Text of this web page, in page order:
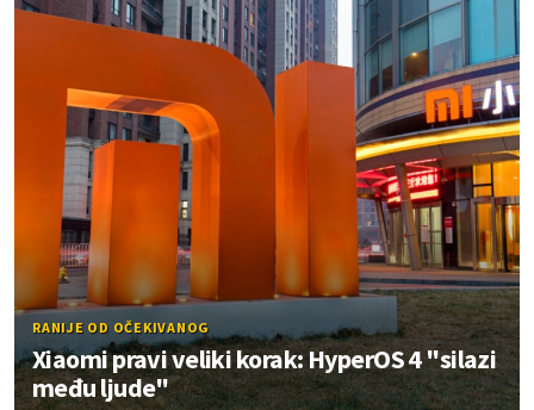
RANIJE OD OČEKIVANOG
Xiaomi pravi veliki korak: HyperOS 4 "silazi
među ljude"